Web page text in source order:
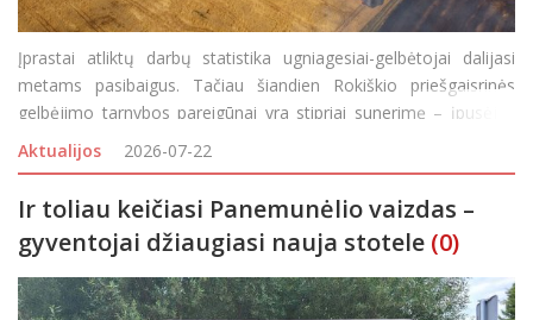
Įprastai atliktų darbų statistika ugniagesiai-gelbėtojai dalijasi
metams pasibaigus. Tačiau šiandien Rokiškio priešgaisrinės
gelbėjimo tarnybos pareigūnai yra stipriai sunerimę – įpusėjus
2026-uosius, stebi ženkliai padidėjusį gaisrų skaičių, lyginant su
praėjusių metų sta
Aktualijos 2026-07-22
Ir toliau keičiasi Panemunėlio vaizdas –
gyventojai džiaugiasi nauja stotele (0)